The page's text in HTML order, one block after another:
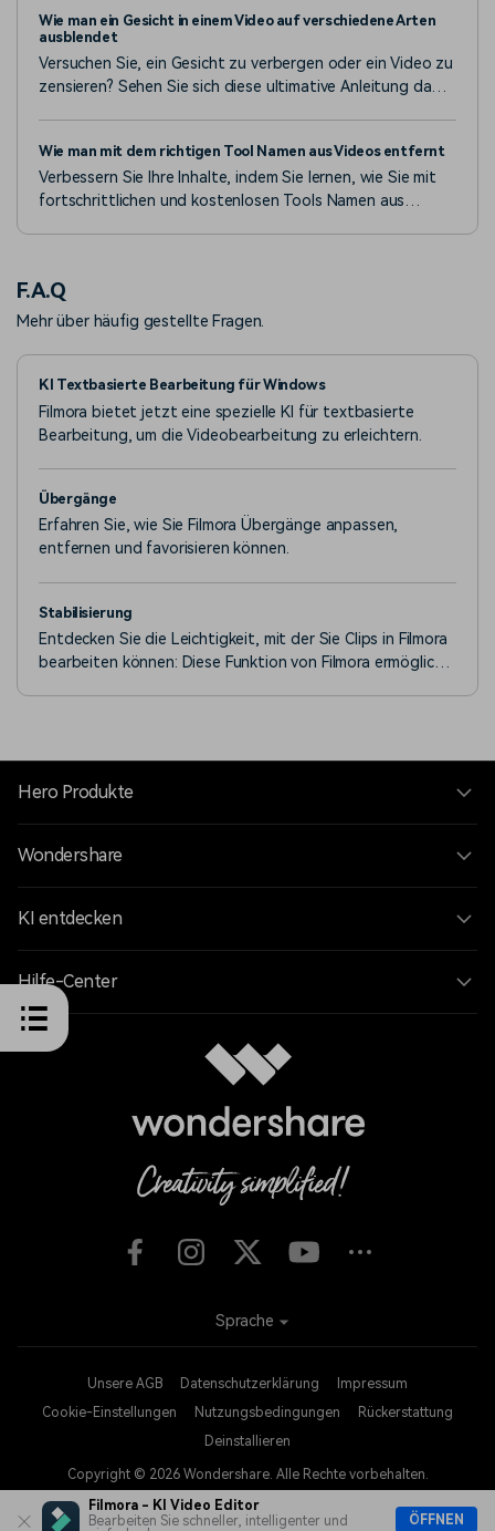
Filmora - KI Video Editor
Bearbeiten Sie schneller, intelligenter und
ÖFFNEN
Wie man ein Gesicht in einem Video auf verschiedene Arten
ausblendet
Versuchen Sie, ein Gesicht zu verbergen oder ein Video zu
zensieren? Sehen Sie sich diese ultimative Anleitung dazu
Wie man mit dem richtigen Tool Namen aus Videos entfernt
Verbessern Sie Ihre Inhalte, indem Sie lernen, wie Sie mit
fortschrittlichen und kostenlosen Tools Namen aus
F.A.Q
Mehr über häufig gestellte Fragen.
KI Textbasierte Bearbeitung für Windows
Filmora bietet jetzt eine spezielle KI für textbasierte
Bearbeitung, um die Videobearbeitung zu erleichtern.
Übergänge
Erfahren Sie, wie Sie Filmora Übergänge anpassen,
entfernen und favorisieren können.
Stabilisierung
Entdecken Sie die Leichtigkeit, mit der Sie Clips in Filmora
bearbeiten können: Diese Funktion von Filmora ermöglicht
Hero Produkte
Wondershare
KI entdecken
Hilfe-Center
Unsere AGB Datenschutzerklärung
Impressum
Cookie-Einstellungen
Nutzungsbedingungen
Rückerstattung
Deinstallieren
Copyright © 2026 Wondershare. Alle Rechte vorbehalten.
Sprache